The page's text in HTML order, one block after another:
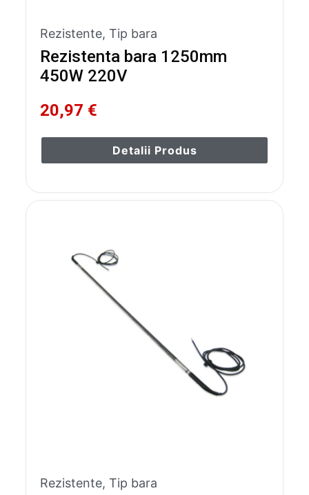
Rezistente,Tip bara
Rezistenta bara 1250mm
450W 220V
20,97 €
Detalii Produs
Rezistente,Tip bara